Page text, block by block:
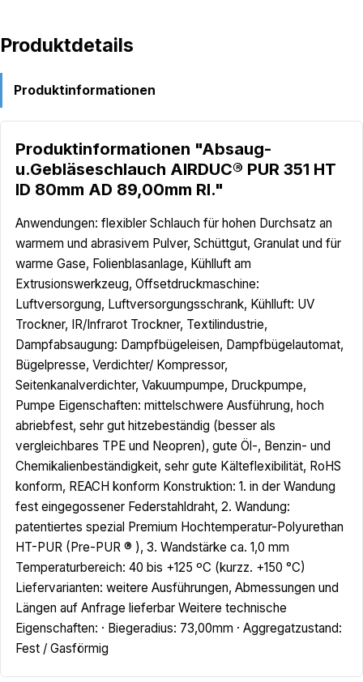
Produktdetails
Produktinformationen
Produktinformationen "Absaug-
u.Gebläseschlauch AIRDUC® PUR 351 HT
ID 80mm AD 89,00mm Rl."
Anwendungen: flexibler Schlauch für hohen Durchsatz an
warmem und abrasivem Pulver, Schüttgut, Granulat und für
warme Gase, Folienblasanlage, Kühlluft am
Extrusionswerkzeug, Offsetdruckmaschine:
Luftversorgung, Luftversorgungsschrank, Kühlluft: UV
Trockner, IR/Infrarot Trockner, Textilindustrie,
Dampfabsaugung: Dampfbügeleisen, Dampfbügelautomat,
Bügelpresse, Verdichter/ Kompressor,
Seitenkanalverdichter, Vakuumpumpe, Druckpumpe,
Pumpe Eigenschaften: mittelschwere Ausführung, hoch
abriebfest, sehr gut hitzebeständig (besser als
vergleichbares TPE und Neopren), gute Öl-, Benzin- und
Chemikalienbeständigkeit, sehr gute Kälteflexibilität, RoHS
konform, REACH konform Konstruktion: 1. in der Wandung
fest eingegossener Federstahldraht, 2. Wandung:
patentiertes spezial Premium Hochtemperatur-Polyurethan
HT-PUR (Pre-PUR ® ), 3. Wandstärke ca. 1,0 mm
Temperaturbereich: 40 bis +125 ºC (kurzz. +150 °C)
Liefervarianten: weitere Ausführungen, Abmessungen und
Längen auf Anfrage lieferbar Weitere technische
Eigenschaften: · Biegeradius: 73,00mm · Aggregatzustand:
Fest / Gasförmig